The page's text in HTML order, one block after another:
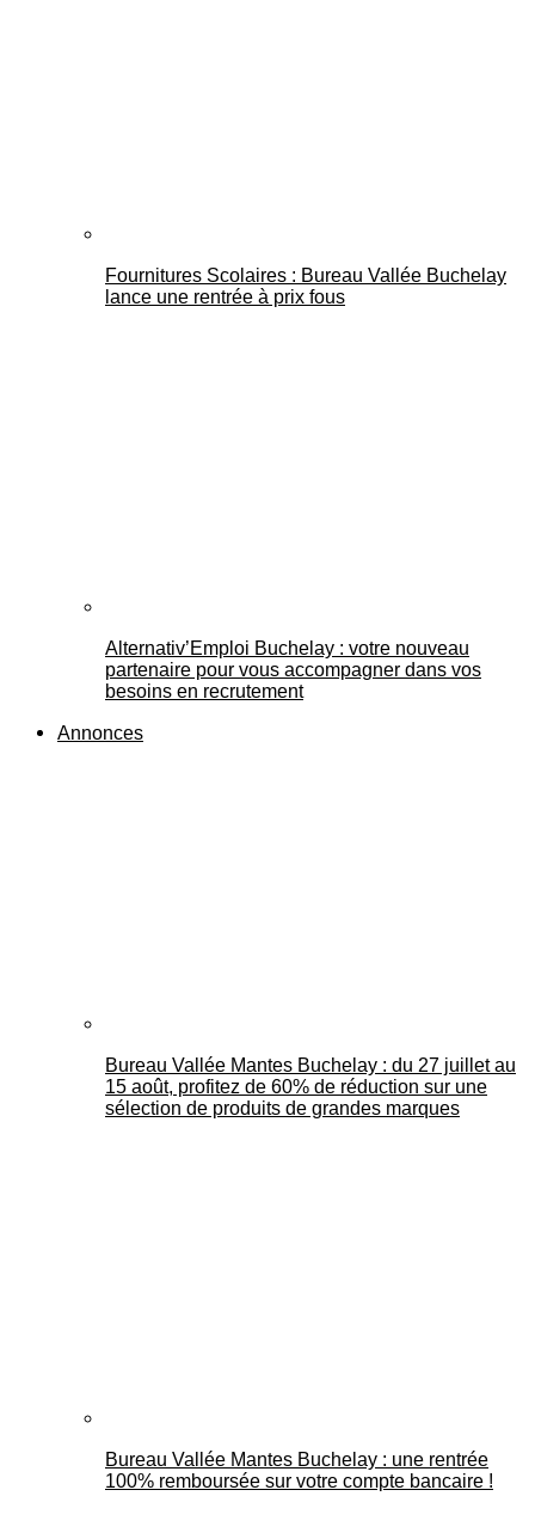
Fournitures Scolaires : Bureau Vallée Buchelay
lance une rentrée à prix fous
Alternativ’Emploi Buchelay : votre nouveau
partenaire pour vous accompagner dans vos
besoins en recrutement
Annonces
Bureau Vallée Mantes Buchelay : du 27 juillet au
15 août, profitez de 60% de réduction sur une
sélection de produits de grandes marques
Bureau Vallée Mantes Buchelay : une rentrée
100% remboursée sur votre compte bancaire !